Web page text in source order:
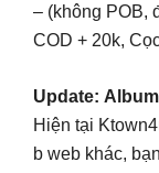
– (không POB,
COD + 20k,
Update:
Hiện tại
b web khác,